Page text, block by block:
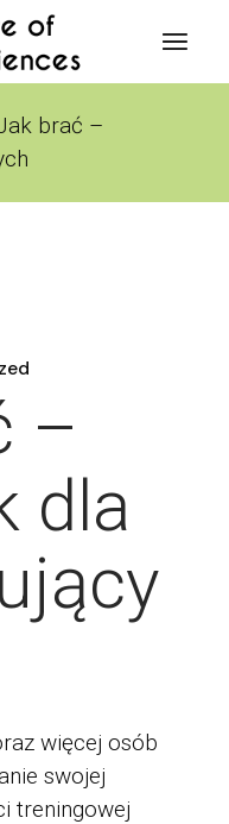
brać –
–
dla
więcej osób
swojej
treningowej